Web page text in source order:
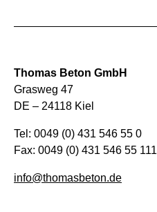
Thomas Beton GmbH
Grasweg 47
DE – 24118 Kiel
Tel: 0049 (0) 431 546 55 0
Fax: 0049 (0) 431 546 55 111
info@thomasbeton.de